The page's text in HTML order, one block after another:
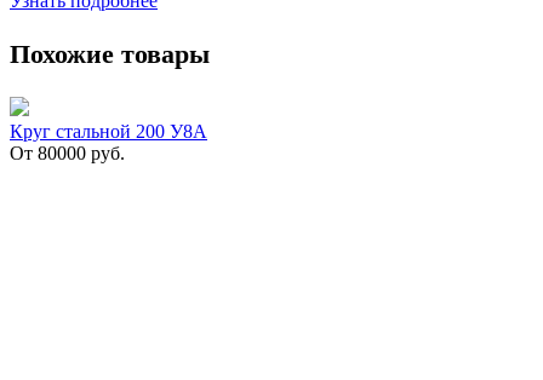
Похожие товары
Круг стальной 200 У8А
От 80000 руб.